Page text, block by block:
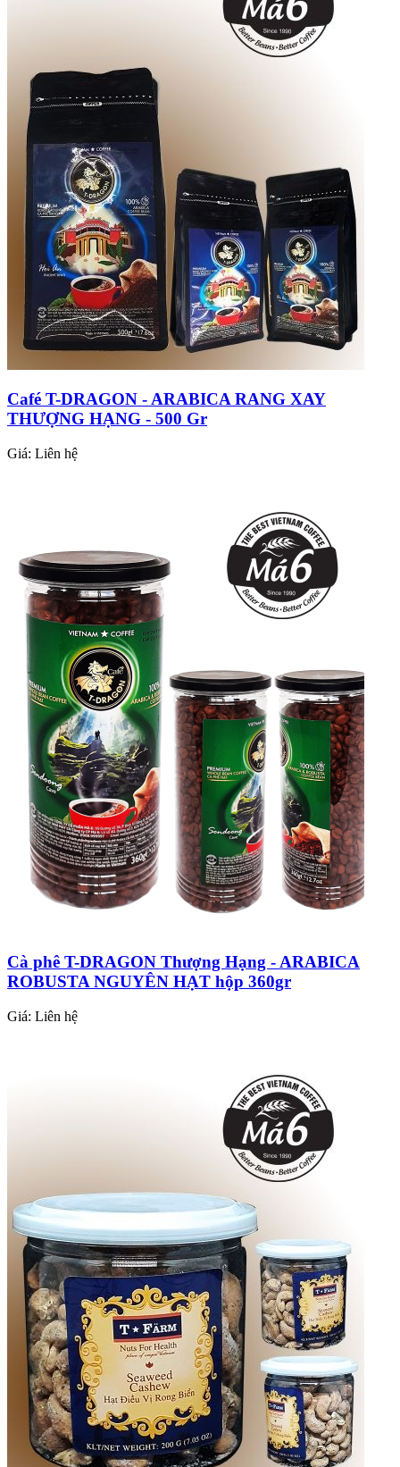
Café T-DRAGON - ARABICA RANG XAY
THƯỢNG HẠNG - 500 Gr
Giá: Liên hệ
Cà phê T-DRAGON Thượng Hạng - ARABICA
ROBUSTA NGUYÊN HẠT hộp 360gr
Giá: Liên hệ